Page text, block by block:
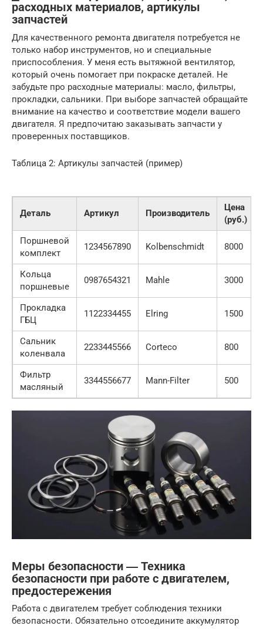
расходных материалов, артикулы
запчастей
Для качественного ремонта двигателя потребуется не
только набор инструментов, но и специальные
приспособления. У меня есть вытяжной вентилятор,
который очень помогает при покраске деталей. Не
забудьте про расходные материалы: масло, фильтры,
прокладки, сальники. При выборе запчастей обращайте
внимание на качество и соответствие модели вашего
двигателя. Я предпочитаю заказывать запчасти у
проверенных поставщиков.
Таблица 2: Артикулы запчастей (пример)
Деталь Артикул Производитель
Цена
(руб.)
Поршневой
комплект
1234567890 Kolbenschmidt 8000
Кольца
поршневые
0987654321 Mahle 3000
Прокладка
ГБЦ
1122334455 Elring 1500
Сальник
коленвала
2233445566 Corteco 800
Фильтр
масляный
3344556677 Mann-Filter 500
Меры безопасности ― Техника
безопасности при работе с двигателем,
предостережения
Работа с двигателем требует соблюдения техники
безопасности. Обязательно отсоедините аккумулятор